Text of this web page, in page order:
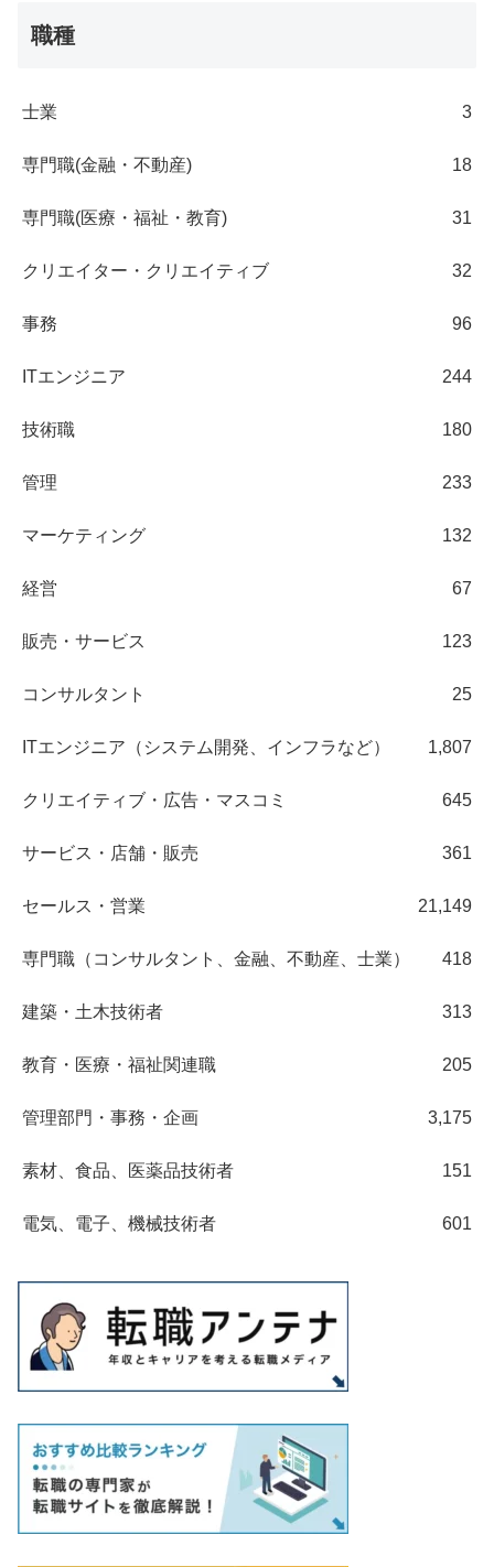
職種
士業 3
専門職(金融・不動産) 18
専門職(医療・福祉・教育) 31
クリエイター・クリエイティブ 32
事務 96
ITエンジニア 244
技術職 180
管理 233
マーケティング 132
経営 67
販売・サービス 123
コンサルタント 25
ITエンジニア（システム開発、インフラなど） 1,807
クリエイティブ・広告・マスコミ 645
サービス・店舗・販売 361
セールス・営業 21,149
専門職（コンサルタント、金融、不動産、士業） 418
建築・土木技術者 313
教育・医療・福祉関連職 205
管理部門・事務・企画 3,175
素材、食品、医薬品技術者 151
電気、電子、機械技術者 601